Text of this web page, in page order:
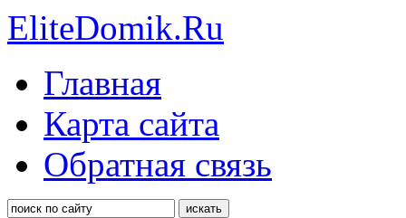
EliteDomik.Ru
Главная
Карта сайта
Обратная связь